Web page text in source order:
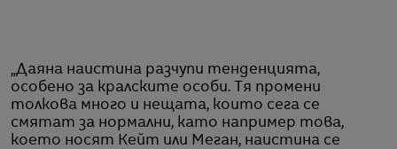
„Даяна наистина разчупи тенденцията,
особено за кралските особи. Тя промени
толкова много и нещата, които сега се
смятат за нормални, като например това,
което носят Кейт или Меган, наистина се